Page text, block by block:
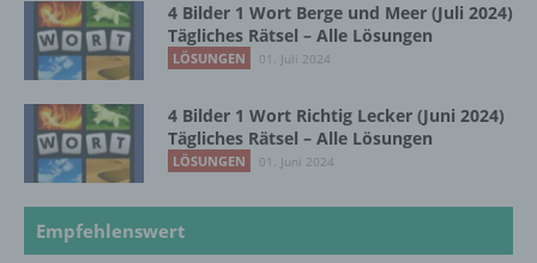
4 Bilder 1 Wort Berge und Meer (Juli 2024)
Tägliches Rätsel – Alle Lösungen
LÖSUNGEN 01. Juli 2024
4 Bilder 1 Wort Richtig Lecker (Juni 2024)
Tägliches Rätsel – Alle Lösungen
LÖSUNGEN 01. Juni 2024
Empfehlenswert
Profiling ist jede Art der automatisierten
Verarbeitung personenbezogener Daten, die
darin besteht, dass diese
personenbezogenen Daten verwendet
werden, um bestimmte persönliche Aspekte,
die sich auf eine natürliche Person beziehen,
zu bewerten, insbesondere, um Aspekte
Lage, Gesundheit, persönlicher Vorlieben,
Interessen, Zuverlässigkeit, Verhalten,